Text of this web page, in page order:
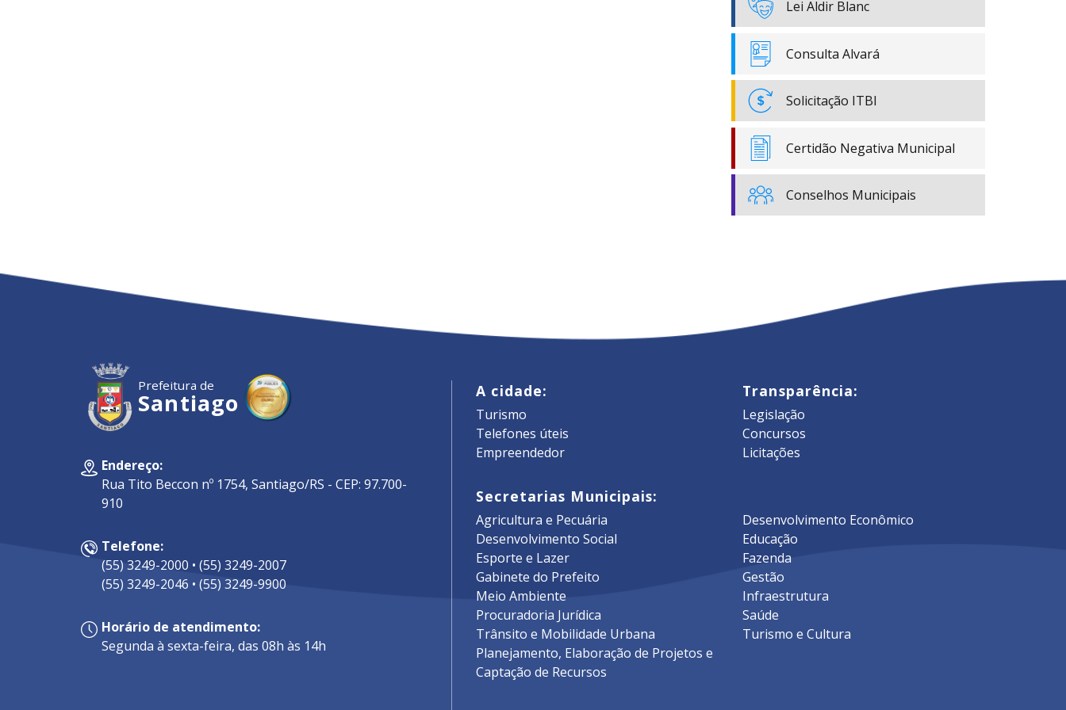
Lei Aldir Blanc
Consulta Alvará
Solicitação ITBI
Certidão Negativa Municipal
Conselhos Municipais
Prefeitura de
Santiago
Endereço:
Rua Tito Beccon nº 1754, Santiago/RS - CEP: 97.700-
910
Telefone:
(55) 3249-2000 • (55) 3249-2007
(55) 3249-2046 • (55) 3249-9900
Horário de atendimento:
Segunda à sexta-feira, das 08h às 14h
A cidade:
Turismo
Telefones úteis
Empreendedor
Transparência:
Legislação
Concursos
Licitações
Secretarias Municipais:
Agricultura e Pecuária
Desenvolvimento Econômico
Desenvolvimento Social
Educação
Esporte e Lazer
Fazenda
Gabinete do Prefeito
Gestão
Meio Ambiente
Infraestrutura
Procuradoria Jurídica
Saúde
Trânsito e Mobilidade Urbana
Turismo e Cultura
Planejamento, Elaboração de Projetos e
Captação de Recursos